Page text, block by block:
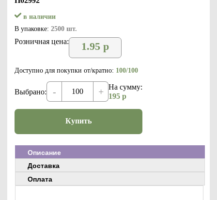
в наличии
В упаковке: 2500 шт.
Розничная цена: 1.95 р
Доступно для покупки от/кратно: 100/100
Выбрано: - +
На сумму:
195 р
Купить
Описание
Доставка
Оплата